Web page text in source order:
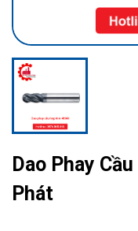
Dao Phay
Phát